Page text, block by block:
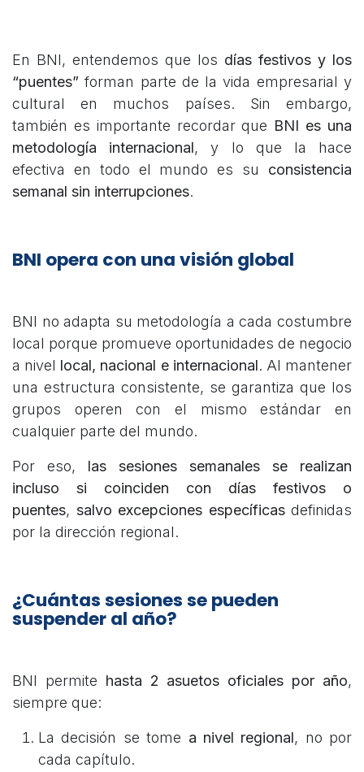
En BNI, entendemos que los días festivos y los
“puentes” forman parte de la vida empresarial y
cultural en muchos países. Sin embargo,
también es importante recordar que BNI es una
metodología internacional, y lo que la hace
efectiva en todo el mundo es su consistencia
semanal sin interrupciones.
BNI opera con una visión global
BNI no adapta su metodología a cada costumbre
local porque promueve oportunidades de negocio
a nivel local, nacional e internacional. Al mantener
una estructura consistente, se garantiza que los
grupos operen con el mismo estándar en
cualquier parte del mundo.
Por eso, las sesiones semanales se realizan
incluso si coinciden con días festivos o
puentes, salvo excepciones específicasdefinidas
por la dirección regional.
¿Cuántas sesiones se pueden
suspender al año?
BNI permite hasta 2 asuetos oficiales por año,
siempre que:
La decisión se tome a nivel regional, no por
cada capítulo.